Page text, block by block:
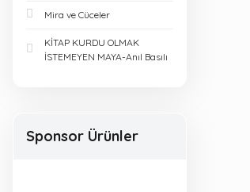
Mira ve Cüceler
KİTAP KURDU OLMAK
İSTEMEYEN MAYA-Anıl Basılı
Sponsor Ürünler